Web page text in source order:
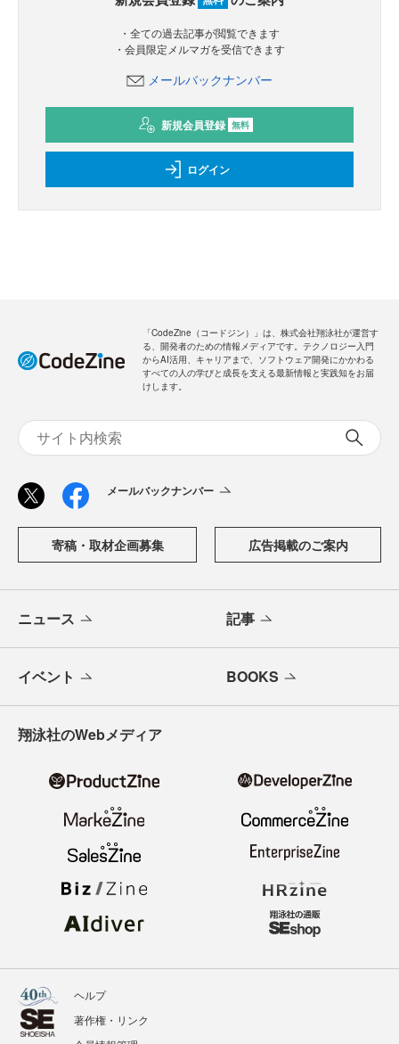
・全ての過去記事が閲覧できます
・会員限定メルマガを受信できます
メールバックナンバー
新規会員登録 無料
ログイン
「CodeZine（コードジン）」は、株式会社翔泳社が運営す
る、開発者のための情報メディアです。テクノロジー入門
からAI活用、キャリアまで、ソフトウェア開発にかかわる
すべての人の学びと成長を支える最新情報と実践知をお届
けします。
メールバックナンバー
寄稿・取材企画募集 広告掲載のご案内
ニュース 記事
イベント BOOKS
翔泳社のWebメディア
ヘルプ
著作権・リンク